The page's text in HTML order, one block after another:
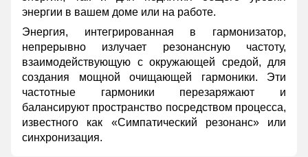
энергии в вашем доме или на работе.
Энергия, интегрированная в гармонизатор,
непрерывно излучает резонансную частоту,
взаимодействующую с окружающей средой, для
создания мощной очищающей гармоники. Эти
частотные гармоники перезаряжают и
балансируют пространство посредством процесса,
известного как «Симпатический резонанс» или
синхронизация.